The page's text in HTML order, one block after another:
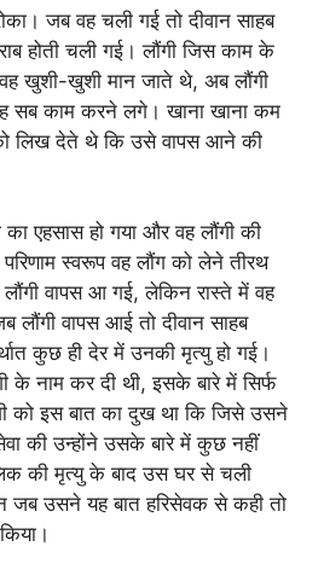
जब वह चली गई तो दीवान साहब
होती चली गई। लौंगी जिस काम के
खुशी-खुशी मान जाते थे, अब लौंगी
काम करने लगे। खाना खाना कम
लिख देते थे कि उसे वापस आने की
एहसास हो गया और वह लौंगी की
स्वरूप वह लौंग को लेने तीरथ
वापस आ गई, लेकिन रास्ते में वह
लौंगी वापस आई तो दीवान साहब
कुछ ही देर में उनकी मृत्यु हो गई।
के नाम कर दी थी, इसके बारे में सिर्फ
को इस बात का दुख था कि जिसे उसने
की उन्होंने उसके बारे में कुछ नहीं
की मृत्यु के बाद उस घर से चली
जब उसने यह बात हरिसेवक से कही तो